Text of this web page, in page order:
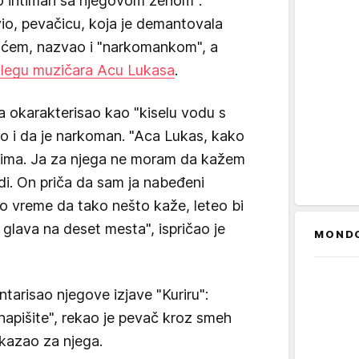
pevačicu, koja je demantovala
nazvao i "narkomankom", a
muzičara Acu Lukasa.
okarakterisao kao "kiselu vodu s
i da je narkoman. "Aca Lukas, kako
Ja za njega ne moram da kažem
On priča da sam ja nabeđeni
vreme da tako nešto kaže, leteo bi
na deset mesta", ispričao je
njegove izjave "Kuriru":
rekao je pevač kroz smeh
za njega.